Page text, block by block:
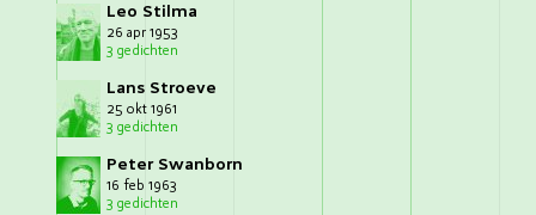
Leo Stilma
26 apr 1953
3 gedichten
Lans Stroeve
25 okt 1961
3 gedichten
Peter Swanborn
16 feb 1963
3 gedichten